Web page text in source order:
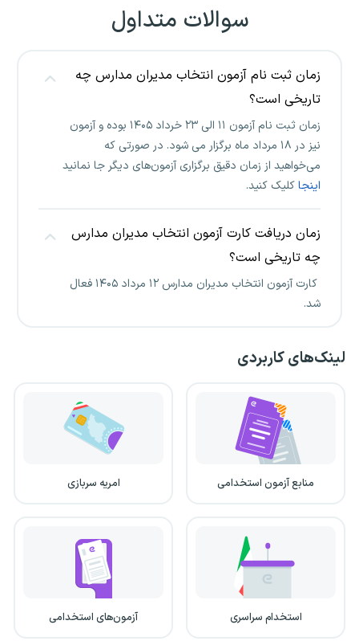
سوالات متداول
زمان ثبت نام آزمون انتخاب مدیران مدارس چه
تاریخی است؟
زمان ثبت نام آزمون ۱۱ الی ۲۳ خرداد ۱۴۰۵ بوده و آزمون
نیز در ۱۸ مرداد ماه برگزار می شود. در صورتی که
می‌خواهید از زمان دقیق برگزاری آزمون‌های دیگر جا نمانید
اینجاکلیک کنید.
زمان دریافت کارت آزمون انتخاب مدیران مدارس
چه تاریخی است؟
کارت آزمون انتخاب مدیران مدارس ۱۲ مرداد ۱۴۰۵ فعال
شد.
لینک‌های کاربردی
منابع آزمون استخدامی امریه سربازی
استخدام سراسری آزمون‌های استخدامی